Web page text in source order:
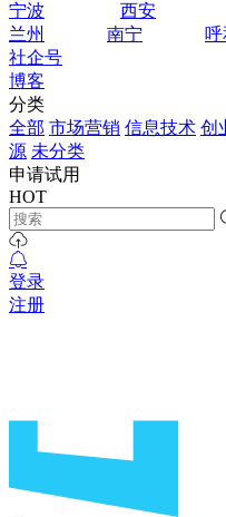
宁波
西安
兰州
南宁 呼
社企号
博客
分类
全部 市场营销 信息技术 创
源 未分类
申请试用
HOT
登录
注册